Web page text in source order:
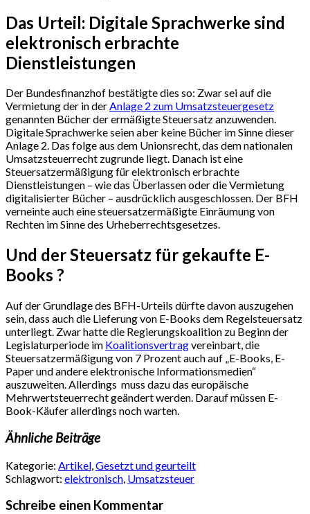
Das Urteil: Digitale Sprachwerke sind
elektronisch erbrachte
Dienstleistungen
Der Bundesfinanzhof bestätigte dies so: Zwar sei auf die
Vermietung der in derAnlage 2 zum Umsatzsteuergesetz
genannten Bücher der ermäßigte Steuersatz anzuwenden.
Digitale Sprachwerke seien aber keine Bücher im Sinne dieser
Anlage 2. Das folge aus dem Unionsrecht, das dem nationalen
Umsatzsteuerrecht zugrunde liegt. Danach ist eine
Steuersatzermäßigung für elektronisch erbrachte
Dienstleistungen – wie das Überlassen oder die Vermietung
digitalisierter Bücher – ausdrücklich ausgeschlossen. Der BFH
verneinte auch eine steuersatzermäßigte Einräumung von
Rechten im Sinne des Urheberrechtsgesetzes.
Und der Steuersatz für gekaufte E-
Books ?
Auf der Grundlage des BFH-Urteils dürfte davon auszugehen
sein, dass auch die Lieferung von E-Books dem Regelsteuersatz
unterliegt. Zwar hatte die Regierungskoalition zu Beginn der
Legislaturperiode im Koalitionsvertragvereinbart, die
Steuersatzermäßigung von 7 Prozent auch auf „E-Books, E-
Paper und andere elektronische Informationsmedien“
auszuweiten. Allerdings muss dazu das europäische
Mehrwertsteuerrecht geändert werden. Darauf müssen E-
Book-Käufer allerdings noch warten.
Ähnliche Beiträge
Kategorie: Artikel Gesetzt und geurteilt
Schlagwort: elektronisch Umsatzsteuer
Schreibe einen Kommentar